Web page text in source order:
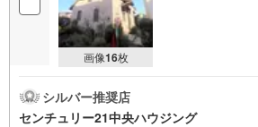
画像16枚
シルバー推奨店
センチュリー21中央ハウジング